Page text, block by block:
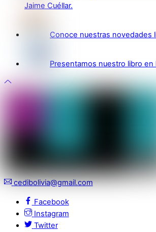
Jaime Cuéllar.
Conoce nuestras novedades
Presentamos nuestro libro en
cedibolivia@gmail.com
Facebook
Instagram
Twitter